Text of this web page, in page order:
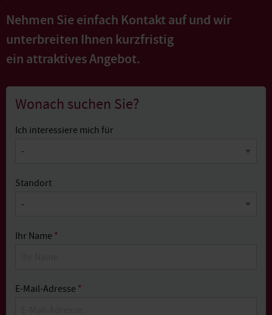
Nehmen Sie einfach Kontakt auf und wir
unterbreiten Ihnen kurzfristig
ein attraktives Angebot.
Wonach suchen Sie?
Ich interessiere mich für
Standort
Ihr Name *
E-Mail-Adresse *